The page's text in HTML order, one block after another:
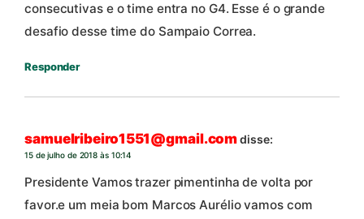
consecutivas e o time entra no G4. Esse é o grande
desafio desse time do Sampaio Correa.
Responder
samuelribeiro1551@gmail.comdisse:
15 de julho de 2018 às 10:14
Presidente Vamos trazer pimentinha de volta por
favor.e um meia bom Marcos Aurélio vamos com